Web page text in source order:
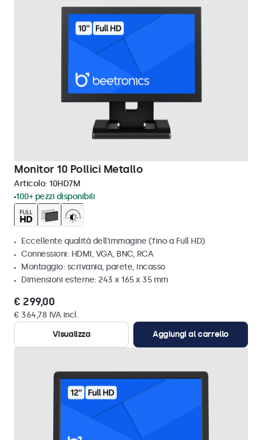
Monitor 10 Pollici Metallo
Articolo: 10HD7M
100+ pezzi disponibili
Eccellente qualità dell'immagine (fino a Full HD)
Connessioni: HDMI, VGA, BNC, RCA
Montaggio: scrivania, parete, incasso
Dimensioni esterne: 243 x 165 x 35 mm
€ 299,00
€ 364,78 IVA incl.
Visualizza
Aggiungi al carrello